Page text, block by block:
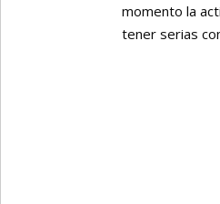
momento la
tener serias